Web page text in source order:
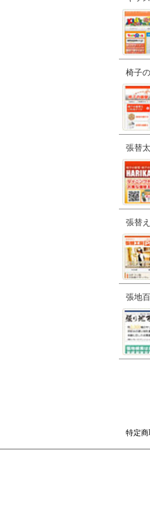
椅子
張替
張替
張地
特定